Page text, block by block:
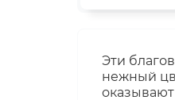
Эти
нежный